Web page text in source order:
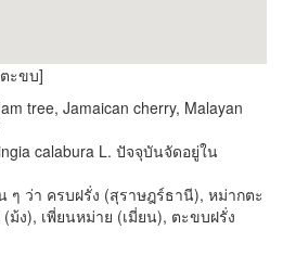
ะขบ]
tree, Jamaican cherry, Malayan
calabura L. ปัจจุบันจัดอยู่ใน
ๆ ว่า ครบฝรั่ง (สุราษฎร์ธานี), หม่ากตะ
ม้ง), เพี่ยนหม่าย (เมี่ยน), ตะขบฝรั่ง